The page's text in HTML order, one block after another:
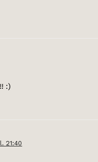
:)
21:40